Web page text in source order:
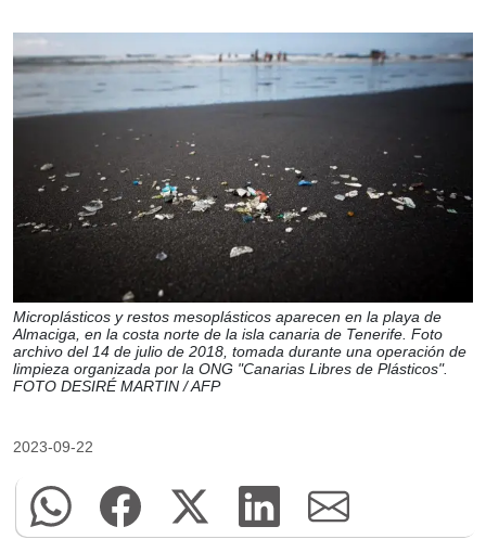
Microplásticos y restos mesoplásticos aparecen en la playa de
Almaciga, en la costa norte de la isla canaria de Tenerife. Foto
archivo del 14 de julio de 2018, tomada durante una operación de
limpieza organizada por la ONG "Canarias Libres de Plásticos".
FOTO DESIRÉ MARTIN / AFP
2023-09-22